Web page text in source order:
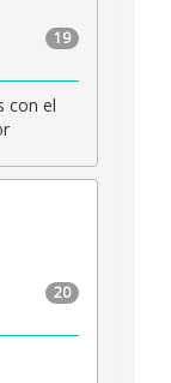
19
con el
20